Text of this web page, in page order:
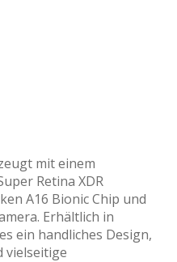
mit einem
Retina XDR
A16 Bionic Chip und
Erhältlich in
ein handliches Design,
vielseitige